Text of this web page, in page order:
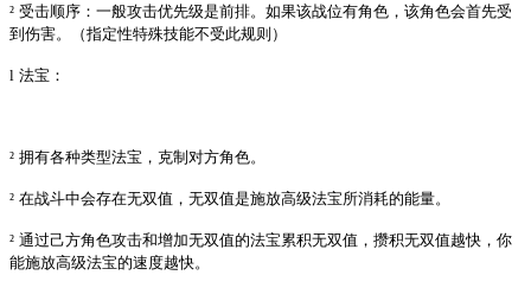
² 受击顺序：一般攻击优先级是前排。如果该战位有角色，该角色会首先受
到伤害。（指定性特殊技能不受此规则）
l 法宝：
² 拥有各种类型法宝，克制对方角色。
² 在战斗中会存在无双值，无双值是施放高级法宝所消耗的能量。
² 通过己方角色攻击和增加无双值的法宝累积无双值，攒积无双值越快，你
能施放高级法宝的速度越快。